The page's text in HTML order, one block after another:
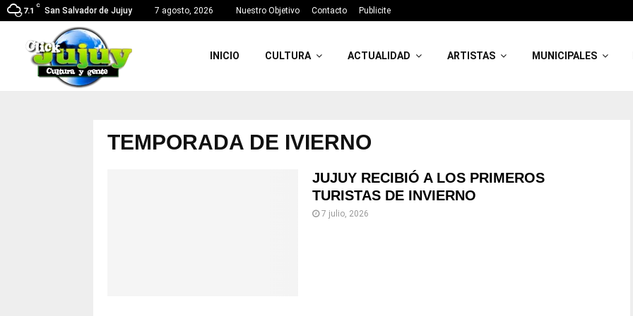
7.1
C
San Salvador de Jujuy 7 agosto, 2026 Nuestro Objetivo Contacto Publicite
INICIO CULTURA ACTUALIDAD ARTISTAS MUNICIPALES
TEMPORADA DE IVIERNO
JUJUY RECIBIÓ A LOS PRIMEROS
TURISTAS DE INVIERNO
7 julio, 2026